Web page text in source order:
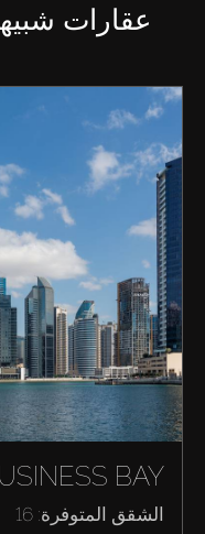
عقارات
BAY
الشقق المتوفرة: 16